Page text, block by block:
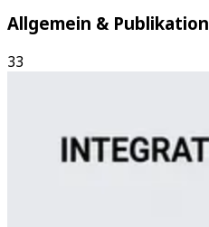
Allgemein & Publikation
33